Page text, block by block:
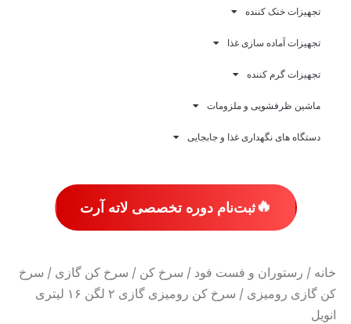
تجهیزات خنک کننده
تجهیزات آماده سازی غذا
تجهیزات گرم کننده
ماشین ظرفشویی و ملزومات
دستگاه های نگهداری غذا و جابجایی
🔥ثبت‌نام دوره تخصصی لاته آرت
خانه / رستوران و فست فود / سرخ کن / سرخ کن گازی / سرخ
کن گازی رومیزی
/ سرخ کن رومیزی گازی ۲ لگن ۱۶ لیتری
انویل